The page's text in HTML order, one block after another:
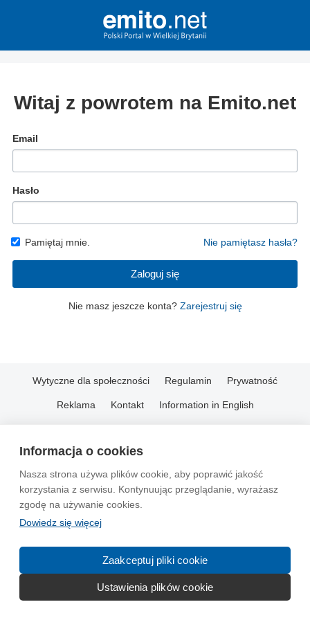
Informacja o cookies
Nasza strona używa plików cookie, aby poprawić jakość
korzystania z serwisu. Kontynuując przeglądanie, wyrażasz
zgodę na używanie cookies.
Dowiedz się więcej
Zaakceptuj pliki cookie
Ustawienia plików cookie
Witaj z powrotem na Emito.net
Email
Hasło
Pamiętaj mnie. Nie pamiętasz hasła?
Zaloguj się
Nie masz jeszcze konta? Zarejestruj się
Wytyczne dla społeczności Regulamin Prywatność
Reklama Kontakt Information in English